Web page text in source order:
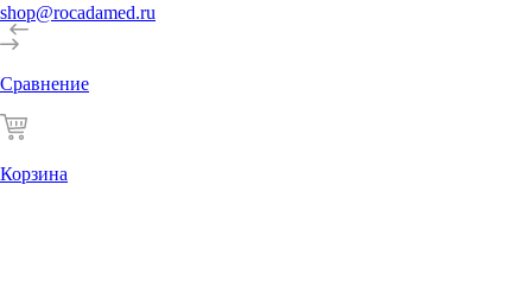
shop@rocadamed.ru
Сравнение
Корзина